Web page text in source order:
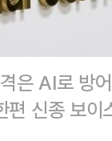
은 AI로 방
편 신종 보